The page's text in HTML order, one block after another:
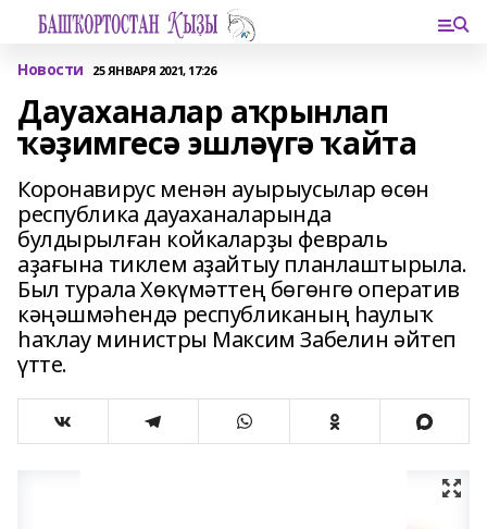
Новости 25 ЯНВАРЯ 2021, 17:26
Дауаханалар аҡрынлап
ҡәҙимгесә эшләүгә ҡайта
Коронавирус менән ауырыусылар өсөн
республика дауаханаларында
булдырылған койкаларҙы февраль
аҙағына тиклем аҙайтыу планлаштырыла.
Был турала Хөкүмәттең бөгөнгө оператив
кәңәшмәһендә республиканың һаулыҡ
һаҡлау министры Максим Забелин әйтеп
үтте.